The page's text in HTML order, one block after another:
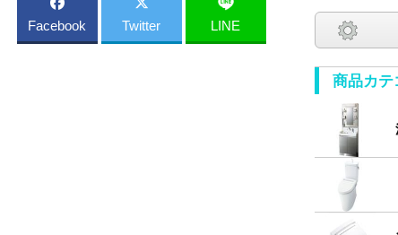
Facebook Twitter LINE
商品カテ